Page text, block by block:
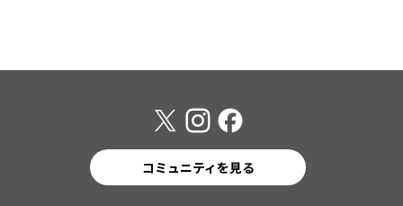
コミュニティを見る